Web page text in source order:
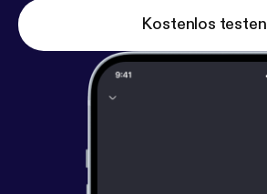
Kostenlos testen